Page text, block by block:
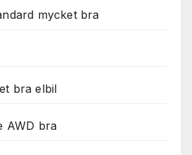
mycket bra
bra elbil
AWD bra